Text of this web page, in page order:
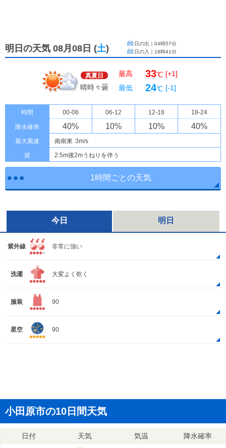
明日の天気 08月08日 (土) 日の出｜ 04時57分
日の入｜ 18時41分
真夏日
晴時々曇
最高 33℃ [+1]
最低
24℃ [-1]
時間 00-06 06-12 12-18 18-24
降水確率 40% 10% 10% 40%
最大風速 南南東 3m/s
波
2.5m後2mうねりを伴う
1時間ごとの天気
今日 明日
紫外線 非常に強い
洗濯 大変よく乾く
服装 90
星空 90
小田原市の10日間天気
日付 天気 気温 降水確率